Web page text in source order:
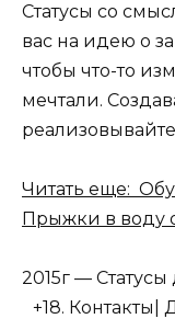
Статусы со
вас на идею о
чтобы что-то
мечтали.
Читать еще:
Прыжки в воду
2015г —
+18. Контакты|